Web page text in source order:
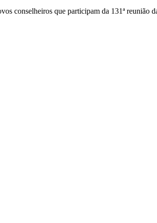
conselheiros que participam da 131ª reunião